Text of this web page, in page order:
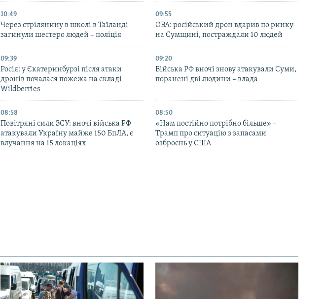
10:49
Через стрілянину в школі в Таїланді
загинули шестеро людей – поліція
09:55
ОВА: російський дрон вдарив по ринку
на Сумщині, постраждали 10 людей
09:39
Росія: у Єкатеринбурзі після атаки
дронів почалася пожежа на складі
Wildberries
09:20
Війська РФ вночі знову атакували Суми,
поранені дві людини – влада
08:58
Повітряні сили ЗСУ: вночі війська РФ
атакували Україну майже 150 БпЛА, є
влучання на 15 локаціях
08:50
«Нам постійно потрібно більше» –
Трамп про ситуацію з запасами
озброєнь у США